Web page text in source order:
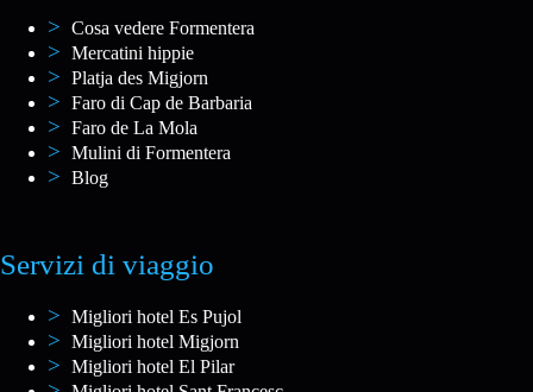
Cosa vedere Formentera
Mercatini hippie
Platja des Migjorn
Faro di Cap de Barbaria
Faro de La Mola
Mulini di Formentera
Blog
Servizi di viaggio
Migliori hotel Es Pujol
Migliori hotel Migjorn
Migliori hotel El Pilar